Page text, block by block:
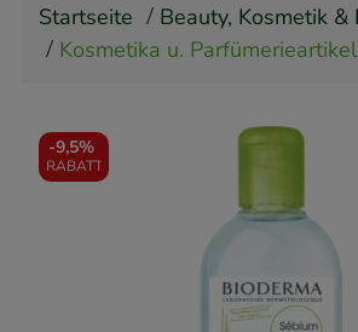
Startseite
Beauty, Kosmetik &
Kosmetika u. Parfümerieartikel
-9,5%
RABATT